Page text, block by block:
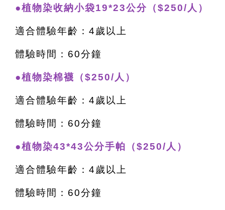
●植物染收納小袋19*23公分（$250/人）
適合體驗年齡：4歲以上
體驗時間：60分鐘
●植物染棉襪（$250/人）
適合體驗年齡：4歲以上
體驗時間：60分鐘
●植物染43*43公分手帕（$250/人）
適合體驗年齡：4歲以上
體驗時間：60分鐘